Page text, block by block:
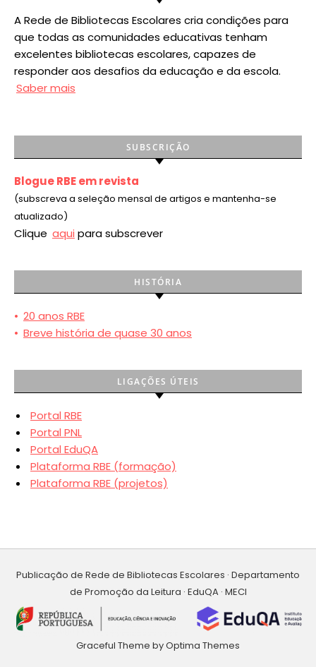
A Rede de Bibliotecas Escolares cria condições para
que todas as comunidades educativas tenham
excelentes bibliotecas escolares, capazes de
responder aos desafios da educação e da escola.
Saber mais
SUBSCRIÇÃO
Blogue RBE em revista
(subscreva a seleção mensal de artigos e mantenha-se
atualizado)
Clique aqui para subscrever
HISTÓRIA
• 20 anos RBE
• Breve história de quase 30 anos
LIGAÇÕES ÚTEIS
Portal RBE
Portal PNL
Portal EduQA
Plataforma RBE (formação)
Plataforma RBE (projetos)
Publicação de Rede de Bibliotecas Escolares · Departamento
de Promoção da Leitura · EduQA · MECI
Graceful Theme byOptima Themes